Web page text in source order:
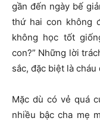
gần đến ngày bế
thứ hai con không
không học tốt
con?” Những lời
sắc, đặc biệt là cháu
Mặc dù có vẻ quá
nhiều bậc cha mẹ